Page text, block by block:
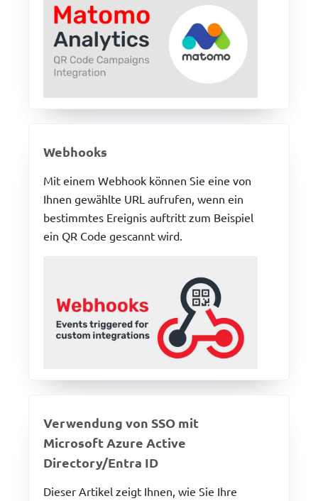
Webhooks
Mit einem Webhook können Sie eine von
Ihnen gewählte URL aufrufen, wenn ein
bestimmtes Ereignis auftritt zum Beispiel
ein QR Code gescannt wird.
Verwendung von SSO mit
Microsoft Azure Active
Directory/Entra ID
Dieser Artikel zeigt Ihnen, wie Sie Ihre